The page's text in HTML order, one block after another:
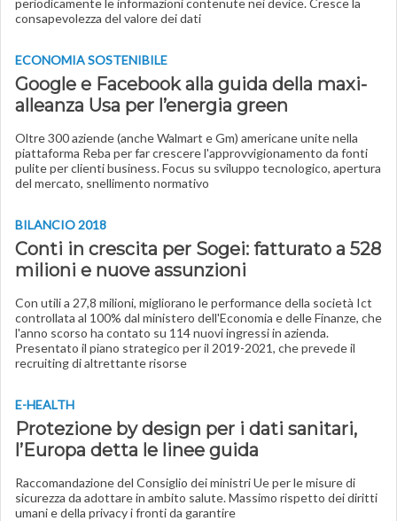
periodicamente le informazioni contenute nei device. Cresce la
consapevolezza del valore dei dati
ECONOMIA SOSTENIBILE
Google e Facebook alla guida della maxi-
alleanza Usa per l’energia green
Oltre 300 aziende (anche Walmart e Gm) americane unite nella
piattaforma Reba per far crescere l'approvvigionamento da fonti
pulite per clienti business. Focus su sviluppo tecnologico, apertura
del mercato, snellimento normativo
BILANCIO 2018
Conti in crescita per Sogei: fatturato a 528
milioni e nuove assunzioni
Con utili a 27,8 milioni, migliorano le performance della società Ict
controllata al 100% dal ministero dell'Economia e delle Finanze, che
l'anno scorso ha contato su 114 nuovi ingressi in azienda.
Presentato il piano strategico per il 2019-2021, che prevede il
recruiting di altrettante risorse
E-HEALTH
Protezione by design per i dati sanitari,
l’Europa detta le linee guida
Raccomandazione del Consiglio dei ministri Ue per le misure di
sicurezza da adottare in ambito salute. Massimo rispetto dei diritti
umani e della privacy i fronti da garantire